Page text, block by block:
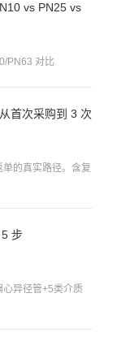
vs PN25 vs
PN63 对比
首次采购到 3 次
的真实路径。含复
步
心异径管+5类介质